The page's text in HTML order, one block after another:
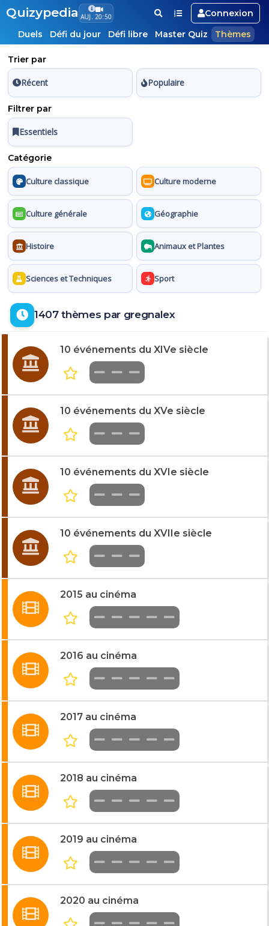
Quizypedia AUJ. 20:50
Connexion
Duels
Défi du jour Défi libre Master Quiz Thèmes
Trier par
Récent Populaire
Filtrer par
Essentiels
Catégorie
Culture classique Culture moderne
Culture générale Géographie
Histoire Animaux et Plantes
Sciences et Techniques Sport
1407 thèmes par gregnalex
10 événements du XIVe siècle
10 événements du XVe siècle
10 événements du XVIe siècle
10 événements du XVIIe siècle
2015 au cinéma
2016 au cinéma
2017 au cinéma
2018 au cinéma
2019 au cinéma
2020 au cinéma